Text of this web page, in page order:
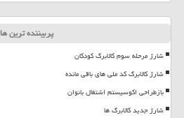
پربیننده ترین ها
شارژ مرحله سوم کالابرگ کودکان
شارژ کالابرگ کد ملی های باقی مانده
بازطراحی اکوسیستم اشتغال بانوان
شارژ جدید کالابرگ ها